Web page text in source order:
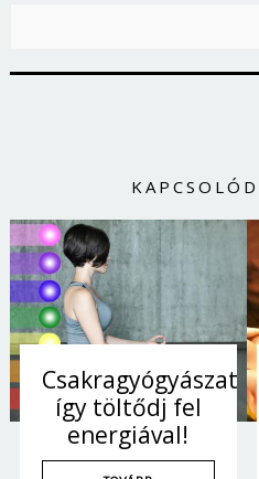
Csakragyógyászat:
így töltődj fel
energiával!